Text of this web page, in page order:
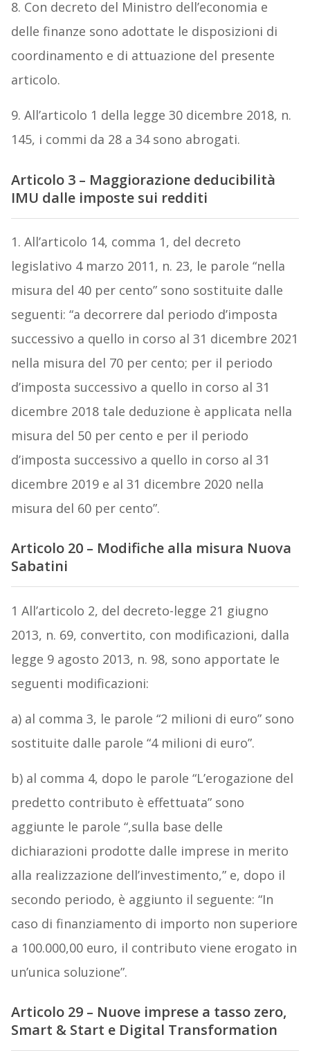
8. Con decreto del Ministro dell’economia e
delle finanze sono adottate le disposizioni di
coordinamento e di attuazione del presente
articolo.
9. All’articolo 1 della legge 30 dicembre 2018, n.
145, i commi da 28 a 34 sono abrogati.
Articolo 3 – Maggiorazione deducibilità
IMU dalle imposte sui redditi
1. All’articolo 14, comma 1, del decreto
legislativo 4 marzo 2011, n. 23, le parole “nella
misura del 40 per cento” sono sostituite dalle
seguenti: “a decorrere dal periodo d’imposta
successivo a quello in corso al 31 dicembre 2021
nella misura del 70 per cento; per il periodo
d’imposta successivo a quello in corso al 31
dicembre 2018 tale deduzione è applicata nella
misura del 50 per cento e per il periodo
d’imposta successivo a quello in corso al 31
dicembre 2019 e al 31 dicembre 2020 nella
misura del 60 per cento”.
Articolo 20 – Modifiche alla misura Nuova
Sabatini
1 All’articolo 2, del decreto-legge 21 giugno
2013, n. 69, convertito, con modificazioni, dalla
legge 9 agosto 2013, n. 98, sono apportate le
seguenti modificazioni:
a) al comma 3, le parole “2 milioni di euro” sono
sostituite dalle parole “4 milioni di euro”.
b) al comma 4, dopo le parole “L’erogazione del
predetto contributo è effettuata” sono
aggiunte le parole “,sulla base delle
dichiarazioni prodotte dalle imprese in merito
alla realizzazione dell’investimento,” e, dopo il
secondo periodo, è aggiunto il seguente: “In
caso di finanziamento di importo non superiore
a 100.000,00 euro, il contributo viene erogato in
un’unica soluzione”.
Articolo 29 – Nuove imprese a tasso zero,
Smart & Start e Digital Transformation